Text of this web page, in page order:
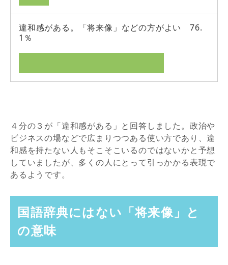
違和感がある。「将来像」などの方がよい 76.
1％
４分の３が「違和感がある」と回答しました。政治や
ビジネスの場などで広まりつつある使い方であり、違
和感を持たない人もそこそこいるのではないかと予想
していましたが、多くの人にとって引っかかる表現で
あるようです。
国語辞典にはない「将来像」と
の意味